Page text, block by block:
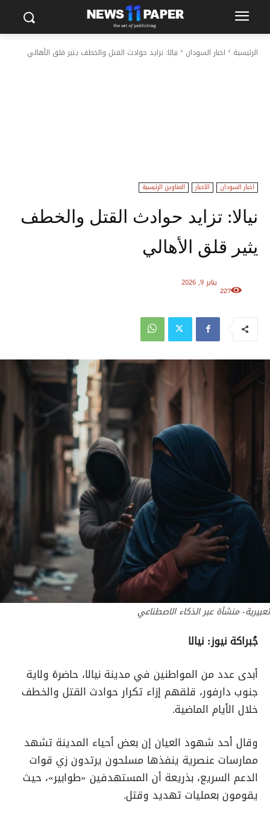
الرئيسية اخبار السودان نيالا: تزايد حوادث القتل والخطف يثير قلق الأهالي
اخبار السودان الاخبار العناوين الرئيسية
نيالا: تزايد حوادث القتل والخطف
يثير قلق الأهالي
يناير 9, 2026
227
تعبيرية- منشأة عبر الذكاء الاصطناعي
جُبراكة نيوز: نيالا
أبدى عدد من المواطنين في مدينة نيالا، حاضرة ولاية
جنوب دارفور، قلقهم إزاء تكرار حوادث القتل والخطف
خلال الأيام الماضية.
وقال أحد شهود العيان إن بعض أحياء المدينة تشهد
ممارسات عنصرية ينفذها مسلحون يرتدون زي قوات
الدعم السريع، بذريعة أن المستهدفين «طوابير»، حيث
يقومون بعمليات تهديد وقتل.